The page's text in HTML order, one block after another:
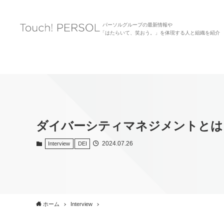
パーソルグループの最新情報や
「はたらいて、笑おう。」を体現する人と組織を紹介
ダイバーシティマネジメントと
Interview DEI 2024.07.26
ホーム Interview